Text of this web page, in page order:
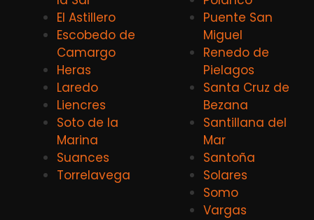
El Astillero
Escobedo de
Camargo
Heras
Laredo
Liencres
Soto de la
Marina
Suances
Torrelavega
Puente San
Miguel
Renedo de
Pielagos
Santa Cruz de
Bezana
Santillana del
Mar
Santoña
Solares
Somo
Vargas